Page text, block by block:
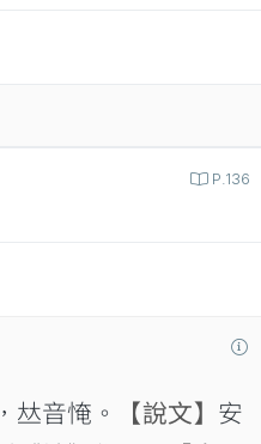
P.136
，𠀤音㤿。 【說文】 安